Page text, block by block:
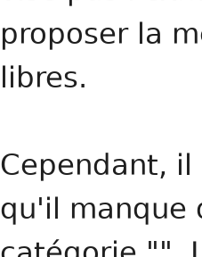
proposer la
libres.
Cependant,
qu'il manque